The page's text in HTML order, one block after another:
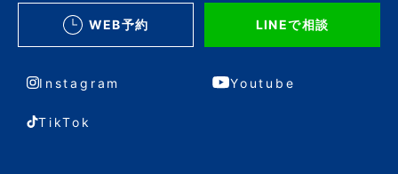
WEB予約 LINEで相談
Instagram Youtube
TikTok